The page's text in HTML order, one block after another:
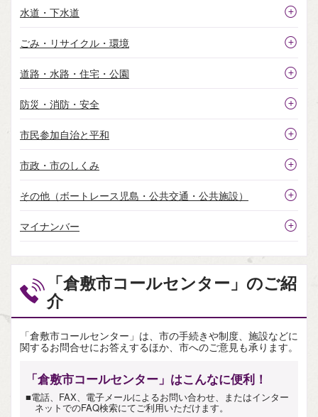
水道・下水道
ごみ・リサイクル・環境
道路・水路・住宅・公園
防災・消防・安全
市民参加自治と平和
市政・市のしくみ
その他（ボートレース児島・公共交通・公共施設）
マイナンバー
「倉敷市コールセンター」のご紹
介
「倉敷市コールセンター」は、市の手続きや制度、施設などに
関するお問合せにお答えするほか、市へのご意見も承ります。
「倉敷市コールセンター」はこんなに便利！
■電話、FAX、電子メールによるお問い合わせ、またはインター
ネットでのFAQ検索にてご利用いただけます。